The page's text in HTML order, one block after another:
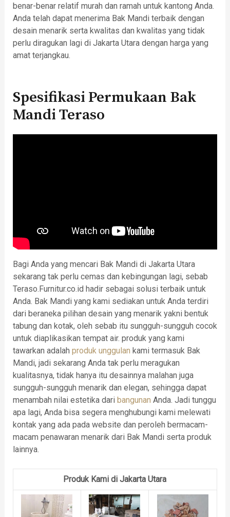
benar-benar relatif murah dan ramah untuk kantong Anda.
Anda telah dapat menerima Bak Mandi terbaik dengan
desain menarik serta kwalitas dan kwalitas yang tidak
perlu diragukan lagi di Jakarta Utara dengan harga yang
amat terjangkau.
Spesifikasi Permukaan Bak
Mandi Teraso
Bagi Anda yang mencari Bak Mandi di Jakarta Utara
sekarang tak perlu cemas dan kebingungan lagi, sebab
Teraso.Furnitur.co.id hadir sebagai solusi terbaik untuk
Anda. Bak Mandi yang kami sediakan untuk Anda terdiri
dari beraneka pilihan desain yang menarik yakni bentuk
tabung dan kotak, oleh sebab itu sungguh-sungguh cocok
untuk diaplikasikan tempat air. produk yang kami
tawarkan adalah produk unggulan kami termasuk Bak
Mandi, jadi sekarang Anda tak perlu meragukan
kualitasnya, tidak hanya itu desainnya malahan juga
sungguh-sungguh menarik dan elegan, sehingga dapat
menambah nilai estetika dari bangunan Anda. Jadi tunggu
apa lagi, Anda bisa segera menghubungi kami melewati
kontak yang ada pada website dan peroleh bermacam-
macam penawaran menarik dari Bak Mandi serta produk
lainnya.
Produk Kami di Jakarta Utara